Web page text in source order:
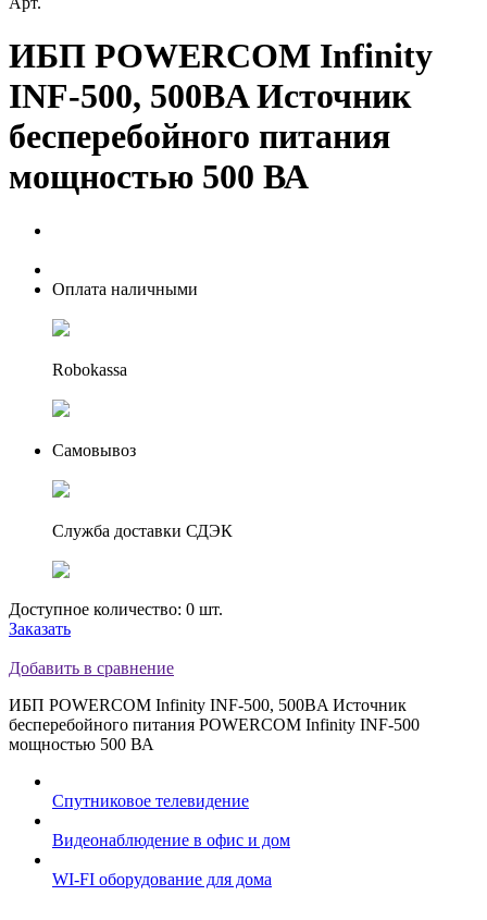
ИБП POWERCOM Infinity
INF-500, 500ВA Источник
бесперебойного питания
мощностью 500 ВА
Оплата наличными
Robokassa
Самовывоз
Служба доставки СДЭК
Доступное количество: 0 шт.
Заказать
Добавить в сравнение
ИБП POWERCOM Infinity INF-500, 500ВA Источник
бесперебойного питания POWERCOM Infinity INF-500
мощностью 500 ВА
Спутниковое телевидение
Видеонаблюдение в офис и дом
WI-FI оборудование для дома